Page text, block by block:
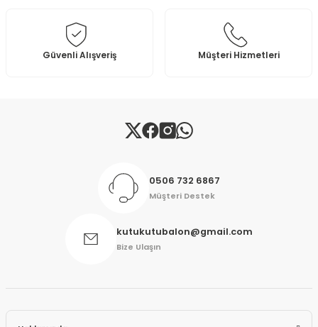
Bu ürüne benzer farklı alternatifler olmalı.
Gönder
Güvenli Alışveriş Müşteri Hizmetleri
0506 732 6867
Müşteri Destek
kutukutubalon@gmail.com
Bize Ulaşın